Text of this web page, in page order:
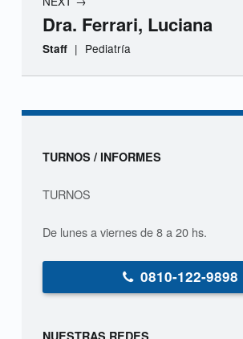
n
o
Dra. Ferrari, Luciana
Staff | Pediatría
Sidebar
TURNOS / INFORMES
TURNOS
De lunes a viernes de 8 a 20 hs.
0810-122-9898
NUESTRAS REDES